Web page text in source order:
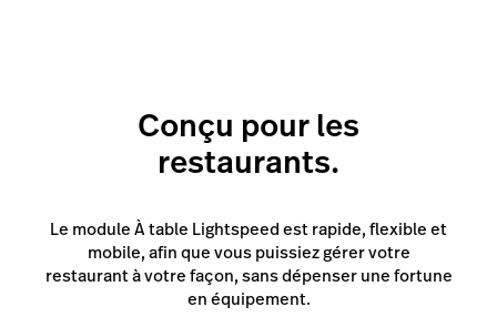
Conçu pour les
restaurants.
Le module À table Lightspeed est rapide, flexible et
mobile, afin que vous puissiez gérer votre
restaurant à votre façon, sans dépenser une fortune
en équipement.